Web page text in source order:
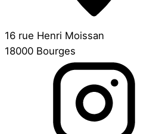
16 rue Henri Moissan
18000 Bourges